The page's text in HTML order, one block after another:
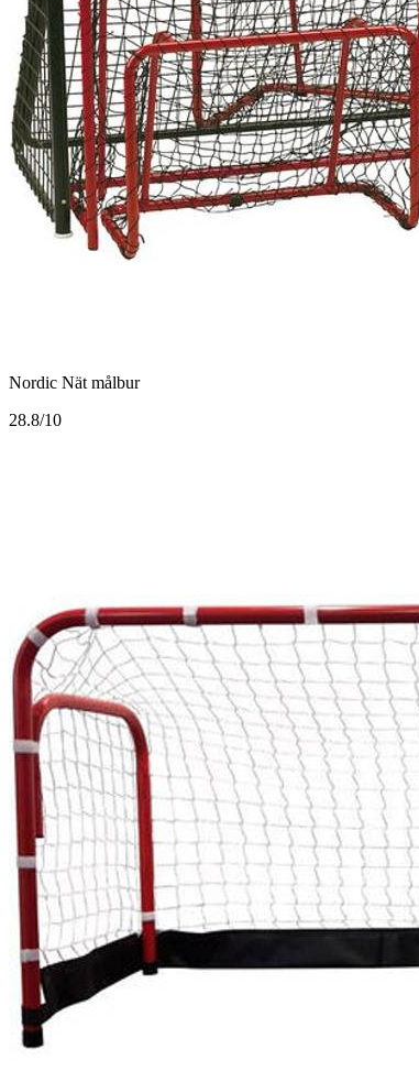
Nordic Nät målbur
28.8/10